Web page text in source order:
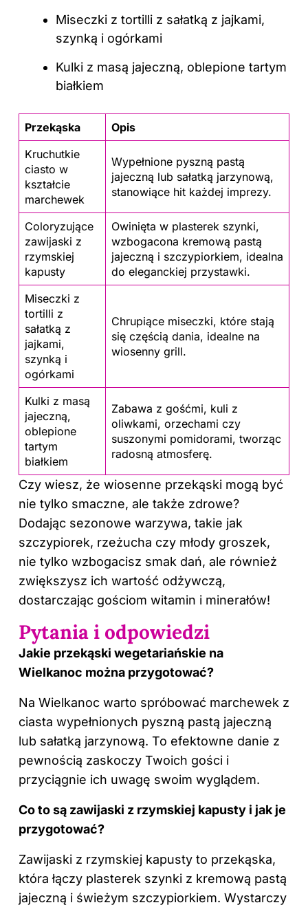
Miseczki z tortilli z sałatką z jajkami,
szynką i ogórkami
Kulki z masą jajeczną, oblepione tartym
białkiem
Przekąska
Opis
Kruchutkie
ciasto w
kształcie
marchewek
Wypełnione pyszną pastą
jajeczną lub sałatką jarzynową,
stanowiące hit każdej imprezy.
Coloryzujące
zawijaski z
rzymskiej
kapusty
Owinięta w plasterek szynki,
wzbogacona kremową pastą
jajeczną i szczypiorkiem, idealna
do eleganckiej przystawki.
Miseczki z
tortilli z
sałatką z
jajkami,
szynką i
ogórkami
Chrupiące miseczki, które stają
się częścią dania, idealne na
wiosenny grill.
Kulki z masą
jajeczną,
oblepione
tartym
białkiem
Zabawa z gośćmi, kuli z
oliwkami, orzechami czy
suszonymi pomidorami, tworząc
radosną atmosferę.
Czy wiesz, że wiosenne przekąski mogą być
nie tylko smaczne, ale także zdrowe?
Dodając sezonowe warzywa, takie jak
szczypiorek, rzeżucha czy młody groszek,
nie tylko wzbogacisz smak dań, ale również
zwiększysz ich wartość odżywczą,
dostarczając gościom witamin i minerałów!
Pytania i odpowiedzi
Jakie przekąski wegetariańskie na
Wielkanoc można przygotować?
Na Wielkanoc warto spróbować marchewek z
ciasta wypełnionych pyszną pastą jajeczną
lub sałatką jarzynową. To efektowne danie z
pewnością zaskoczy Twoich gości i
przyciągnie ich uwagę swoim wyglądem.
Co to są zawijaski z rzymskiej kapusty i jak je
przygotować?
Zawijaski z rzymskiej kapusty to przekąska,
która łączy plasterek szynki z kremową pastą
jajeczną i świeżym szczypiorkiem. Wystarczy